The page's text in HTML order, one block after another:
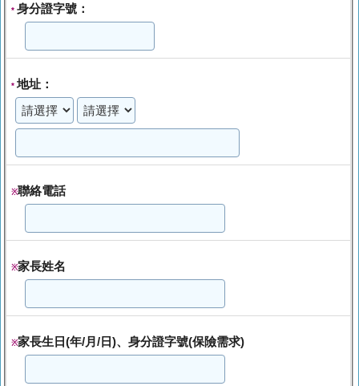
* 身分證字號：
*地址：
※聯絡電話
※家長姓名
※家長生日(年/月/日)、身分證字號(保險需求)